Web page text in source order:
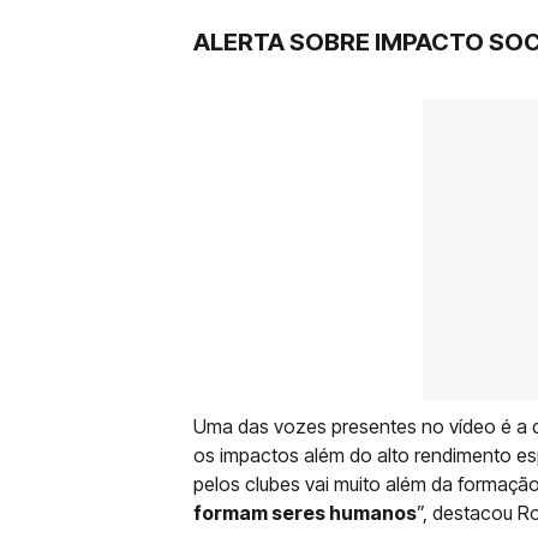
ALERTA SOBRE IMPACTO
Uma das vozes presentes no vídeo é a
os impactos além do alto rendimento
pelos clubes vai muito além da
formam seres humanos”, destacou